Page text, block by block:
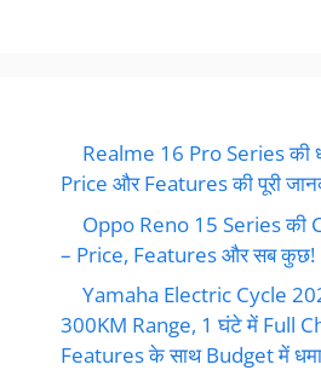
Realme 16 Pro Series की
Price और Features की पूरी
Oppo Reno 15 Series की
– Price, Features और सब कुछ!
Yamaha Electric Cycle
300KM Range, 1 घंटे में Full
Features के साथ Budget में